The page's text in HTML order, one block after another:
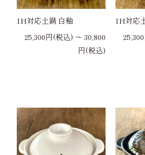
IH対応土鍋 白釉
25,300円(税込) 〜 30,800
円(税込)
IH対応